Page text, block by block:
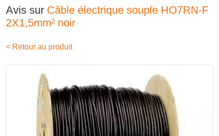
Avis sur Câble électrique souple HO7RN-F
2X1,5mm² noir
< Retour au produit